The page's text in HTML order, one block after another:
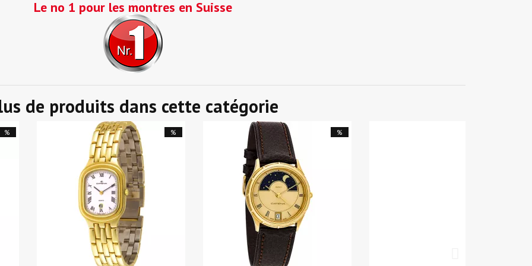
Le no 1 pour les montres en Suisse
de produits dans cette catégorie
% %